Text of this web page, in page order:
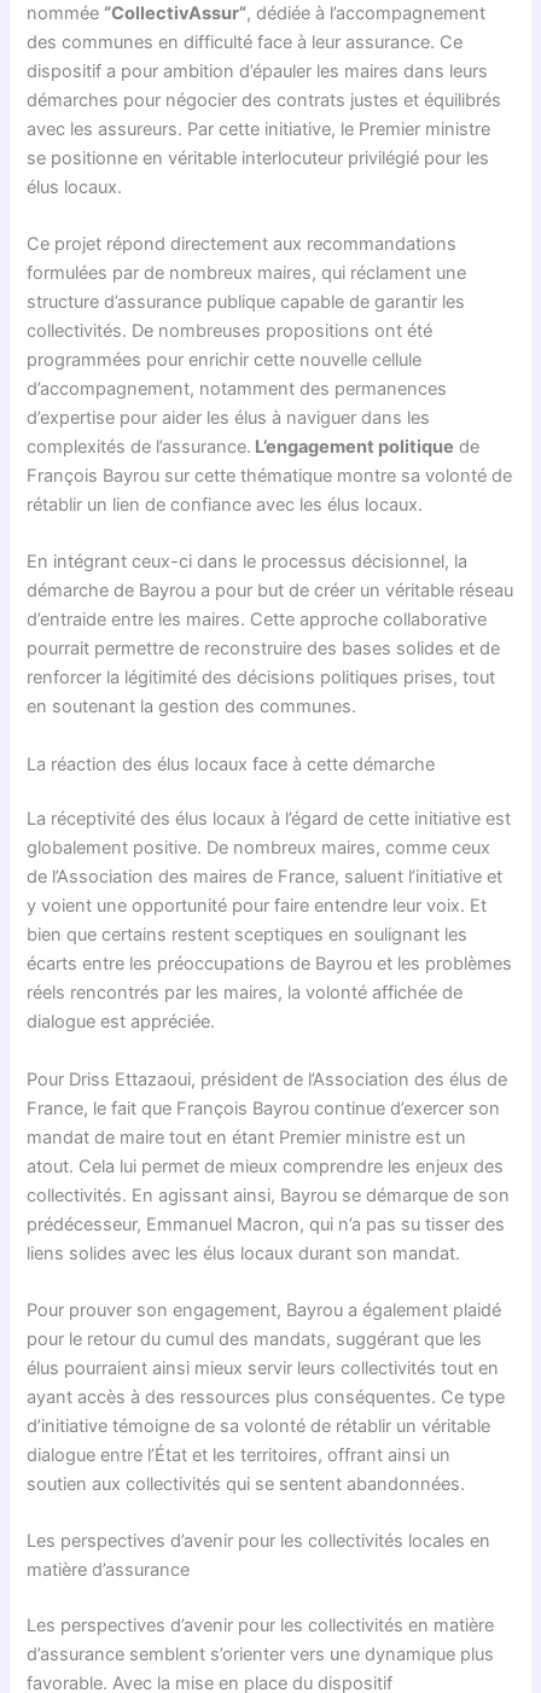
nommée “CollectivAssur”, dédiée à l’accompagnement
des communes en difficulté face à leur assurance. Ce
dispositif a pour ambition d’épauler les maires dans leurs
démarches pour négocier des contrats justes et équilibrés
avec les assureurs. Par cette initiative, le Premier ministre
se positionne en véritable interlocuteur privilégié pour les
élus locaux.
Ce projet répond directement aux recommandations
formulées par de nombreux maires, qui réclament une
structure d’assurance publique capable de garantir les
collectivités. De nombreuses propositions ont été
programmées pour enrichir cette nouvelle cellule
d’accompagnement, notamment des permanences
d’expertise pour aider les élus à naviguer dans les
complexités de l’assurance. L’engagement politique de
François Bayrou sur cette thématique montre sa volonté de
rétablir un lien de confiance avec les élus locaux.
En intégrant ceux-ci dans le processus décisionnel, la
démarche de Bayrou a pour but de créer un véritable réseau
d’entraide entre les maires. Cette approche collaborative
pourrait permettre de reconstruire des bases solides et de
renforcer la légitimité des décisions politiques prises, tout
en soutenant la gestion des communes.
La réaction des élus locaux face à cette démarche
La réceptivité des élus locaux à l’égard de cette initiative est
globalement positive. De nombreux maires, comme ceux
de l’Association des maires de France, saluent l’initiative et
y voient une opportunité pour faire entendre leur voix. Et
bien que certains restent sceptiques en soulignant les
écarts entre les préoccupations de Bayrou et les problèmes
réels rencontrés par les maires, la volonté affichée de
dialogue est appréciée.
Pour Driss Ettazaoui, président de l’Association des élus de
France, le fait que François Bayrou continue d’exercer son
mandat de maire tout en étant Premier ministre est un
atout. Cela lui permet de mieux comprendre les enjeux des
collectivités. En agissant ainsi, Bayrou se démarque de son
prédécesseur, Emmanuel Macron, qui n’a pas su tisser des
liens solides avec les élus locaux durant son mandat.
Pour prouver son engagement, Bayrou a également plaidé
pour le retour du cumul des mandats, suggérant que les
élus pourraient ainsi mieux servir leurs collectivités tout en
ayant accès à des ressources plus conséquentes. Ce type
d’initiative témoigne de sa volonté de rétablir un véritable
dialogue entre l’État et les territoires, offrant ainsi un
soutien aux collectivités qui se sentent abandonnées.
Les perspectives d’avenir pour les collectivités locales en
matière d’assurance
Les perspectives d’avenir pour les collectivités en matière
d’assurance semblent s’orienter vers une dynamique plus
favorable. Avec la mise en place du dispositif